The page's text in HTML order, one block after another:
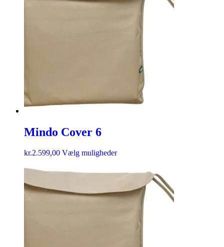
Mindo Cover 6
kr.2.599,00 Vælg muligheder